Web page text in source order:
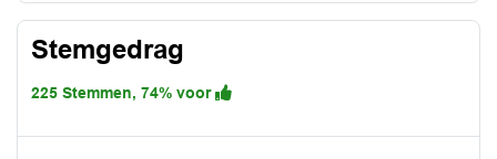
Stemgedrag
225 Stemmen, 74% voor